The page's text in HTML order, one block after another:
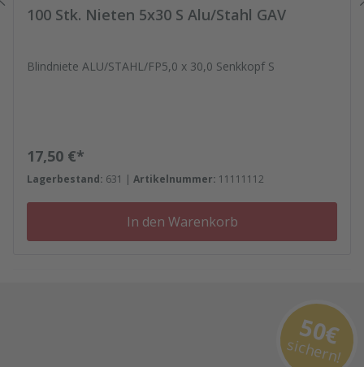
100 Stk. Nieten 5x30 S Alu/Stahl GAV
Blindniete ALU/STAHL/FP5,0 x 30,0 Senkkopf S
Regulärer Preis:
17,50 €*
Lagerbestand: 631 | Artikelnummer: 11111112
In den Warenkorb
50€
sichern!